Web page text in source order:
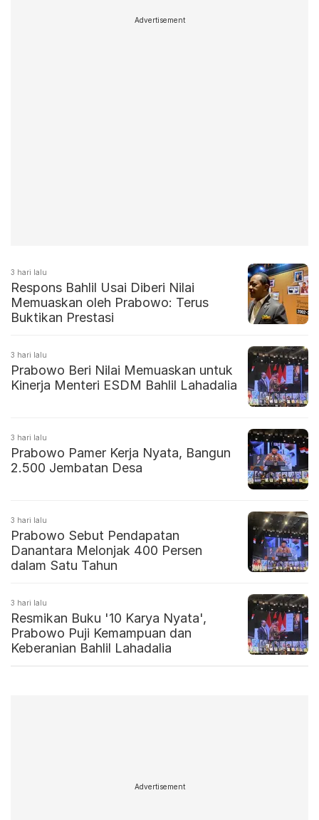
Advertisement
3 hari lalu
Respons Bahlil Usai Diberi Nilai
Memuaskan oleh Prabowo: Terus
Buktikan Prestasi
3 hari lalu
Prabowo Beri Nilai Memuaskan untuk
Kinerja Menteri ESDM Bahlil Lahadalia
3 hari lalu
Prabowo Pamer Kerja Nyata, Bangun
2.500 Jembatan Desa
3 hari lalu
Prabowo Sebut Pendapatan
Danantara Melonjak 400 Persen
dalam Satu Tahun
3 hari lalu
Resmikan Buku '10 Karya Nyata',
Prabowo Puji Kemampuan dan
Keberanian Bahlil Lahadalia
Advertisement